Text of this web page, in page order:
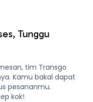
Tunggu
tim Transgo
Kamu bakal dapat
pesananmu.
kok!